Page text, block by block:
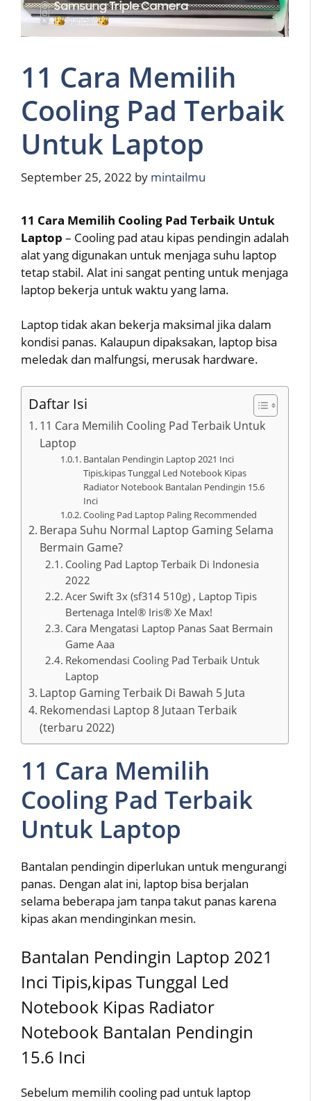
11 Cara Memilih
Cooling Pad Terbaik
Untuk Laptop
September 25, 2022 by mintailmu
11 Cara Memilih Cooling Pad Terbaik Untuk
Laptop – Cooling pad atau kipas pendingin adalah
alat yang digunakan untuk menjaga suhu laptop
tetap stabil. Alat ini sangat penting untuk menjaga
laptop bekerja untuk waktu yang lama.
Laptop tidak akan bekerja maksimal jika dalam
kondisi panas. Kalaupun dipaksakan, laptop bisa
meledak dan malfungsi, merusak hardware.
Daftar Isi
11 Cara Memilih Cooling Pad Terbaik Untuk
Laptop
Bantalan Pendingin Laptop 2021 Inci
Tipis,kipas Tunggal Led Notebook Kipas
Radiator Notebook Bantalan Pendingin 15.6
Inci
Cooling Pad Laptop Paling Recommended
Berapa Suhu Normal Laptop Gaming Selama
Bermain Game?
Cooling Pad Laptop Terbaik Di Indonesia
2022
Acer Swift 3x (sf314 510g) , Laptop Tipis
Bertenaga Intel® Iris® Xe Max!
Cara Mengatasi Laptop Panas Saat Bermain
Game Aaa
Rekomendasi Cooling Pad Terbaik Untuk
Laptop
Laptop Gaming Terbaik Di Bawah 5 Juta
Rekomendasi Laptop 8 Jutaan Terbaik
(terbaru 2022)
11 Cara Memilih
Cooling Pad Terbaik
Untuk Laptop
Bantalan pendingin diperlukan untuk mengurangi
panas. Dengan alat ini, laptop bisa berjalan
selama beberapa jam tanpa takut panas karena
kipas akan mendinginkan mesin.
Bantalan Pendingin Laptop 2021
Inci Tipis,kipas Tunggal Led
Notebook Kipas Radiator
Notebook Bantalan Pendingin
15.6 Inci
Sebelum memilih cooling pad untuk laptop